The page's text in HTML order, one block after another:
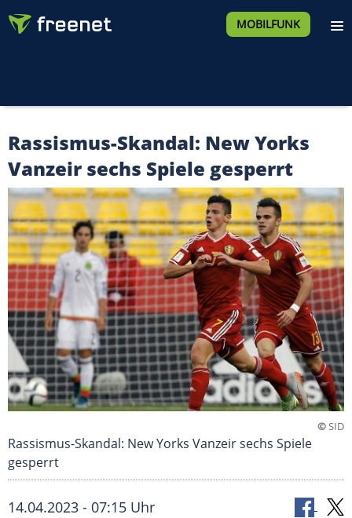
MOBILFUNK
Rassismus-Skandal: New Yorks
Vanzeir sechs Spiele gesperrt
©SID
Rassismus-Skandal: New Yorks Vanzeir sechs Spiele
gesperrt
14.04.2023 - 07:15 Uhr